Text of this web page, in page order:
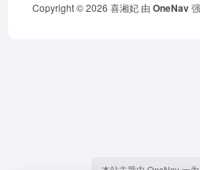
Copyright © 2026 喜湘妃 由 OneNav